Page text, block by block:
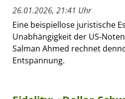
26.01.2026, 21:41 Uhr
Eine beispiellose juristische
Unabhängigkeit der US-
Salman Ahmed rechnet
Entspannung.